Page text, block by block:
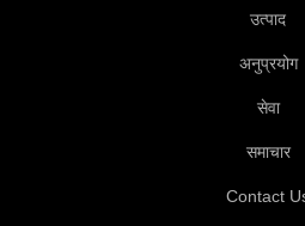
उत्पाद
अनुप्रयोग
सेवा
समाचार
Contact